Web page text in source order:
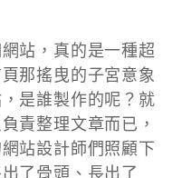
站，真的是一種超
那搖曳的子宮意象
是誰製作的呢？就
責整理文章而已，
站設計師們照顧下
了骨頭、長出了